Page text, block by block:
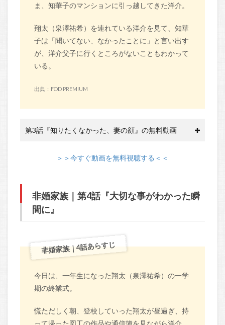
ま、知華子のマンションに引っ越してきた洋介。
翔太（泉澤祐希）を連れている洋介を見て、知華
子は「聞いてない、なかったことに」と言い出す
が、洋介父子に行くところがないこともわかって
いる。
出典：FOD PREMIUM
第3話『知りたくなかった、妻の顔』の無料動画
＞＞今すぐ動画を無料視聴する＜＜
非婚家族｜第4話『大切な事がわかった瞬
間に』
非婚家族｜4話あらすじ
今日は、一年生になった翔太（泉澤祐希）の一学
期の終業式。
慌ただしく朝、登校していった翔太が昼過ぎ、持